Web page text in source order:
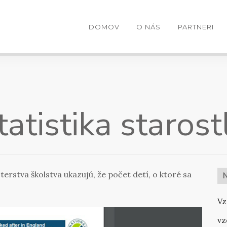
DOMOV O NÁS PARTNERI
školstva ukazujú, že počet detí, o ktoré sa